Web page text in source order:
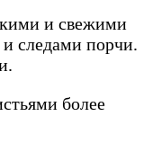
и свежими
и следами порчи.
более